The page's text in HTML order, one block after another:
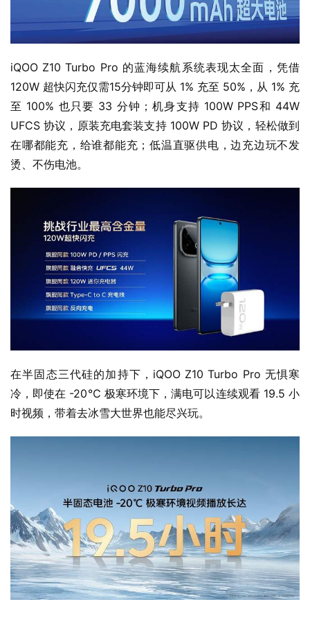
iQOO Z10 Turbo Pro 的蓝海续航系统表现太全面，凭借
120W 超快闪充仅需15分钟即可从 1% 充至 50%，从 1% 充
至 100% 也只要 33 分钟；机身支持 100W PPS和 44W
UFCS 协议，原装充电套装支持 100W PD 协议，轻松做到
在哪都能充，给谁都能充；低温直驱供电，边充边玩不发
烫、不伤电池。
在半固态三代硅的加持下，iQOO Z10 Turbo Pro 无惧寒
冷，即使在 -20℃ 极寒环境下，满电可以连续观看 19.5 小
时视频，带着去冰雪大世界也能尽兴玩。